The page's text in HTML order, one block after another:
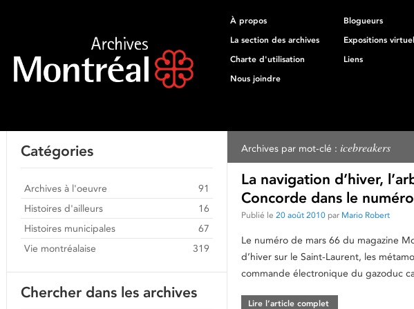
À propos
Blogueurs
La section des archives
Expositions
Charte d'utilisation
Liens
Nous joindre
Archives par mot-clé : icebreakers
La navigation d’hiver,
Concorde dans le
Publié le 20 août 2010 par Mario Robert
Le numéro de mars 66 du magazine
d’hiver sur le Saint-Laurent, les
commande électronique du gazoduc
Lire l’article complet
Catégories
Archives à l'oeuvre
91
Histoires d'ailleurs
16
Histoires municipales
67
Vie montréalaise
319
Chercher dans les archives